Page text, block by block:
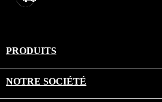
PRODUITS
NOTRE SOCIÉTÉ